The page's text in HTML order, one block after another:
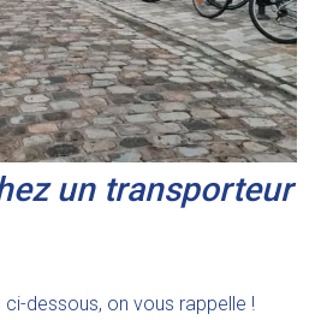
un transporteur
dessous, on vous rappelle !